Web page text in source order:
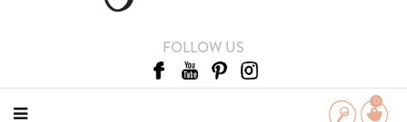
FOLLOW US
0